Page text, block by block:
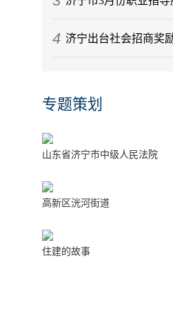
炉
4 济宁出台社会招商奖
专题策划
山东省济宁市中级人民法院
高新区洸河街道
住建的故事